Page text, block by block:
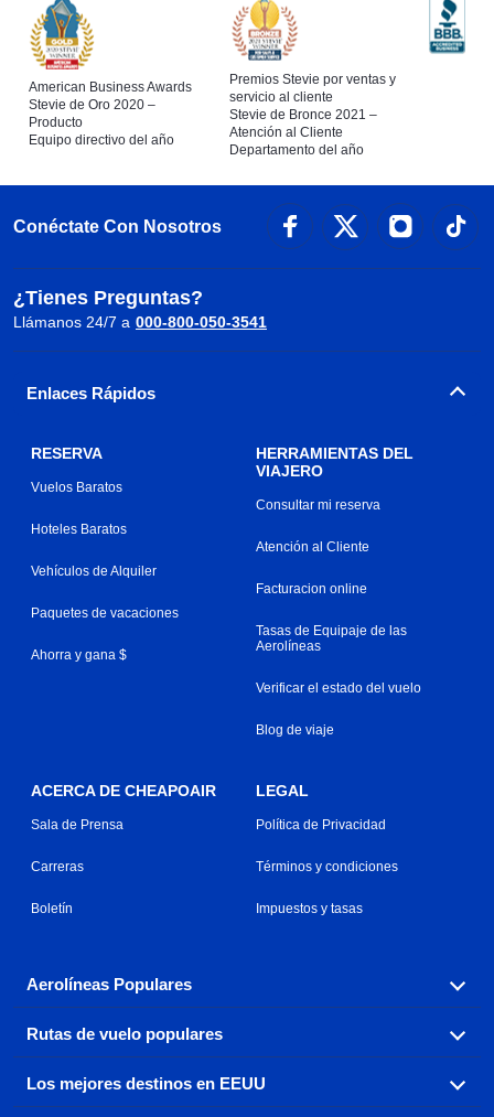
American Business Awards
Stevie de Oro 2020 –
Producto
Equipo directivo del año
Premios Stevie por ventas y
servicio al cliente
Stevie de Bronce 2021 –
Atención al Cliente
Departamento del año
Conéctate Con Nosotros
¿Tienes Preguntas?
Llámanos 24/7 a 000-800-050-3541
Enlaces Rápidos
RESERVA
Vuelos Baratos
Hoteles Baratos
Vehículos de Alquiler
Paquetes de vacaciones
Ahorra y gana $
HERRAMIENTAS DEL
VIAJERO
Consultar mi reserva
Atención al Cliente
Facturacion online
Tasas de Equipaje de las
Aerolíneas
Verificar el estado del vuelo
Blog de viaje
ACERCA DE CHEAPOAIR
Sala de Prensa
Carreras
Boletín
LEGAL
Política de Privacidad
Términos y condiciones
Impuestos y tasas
Aerolíneas Populares
Explora nuestras opciones de tarifas aéreas baratas por
aerolínea, con más de 500 opciones para elegir.
Aeromexico
Rutas de vuelo populares
Reserva una de nuestras rutas de vuelo más populares
con tres sencillos clics.
Los mejores destinos en EEUU